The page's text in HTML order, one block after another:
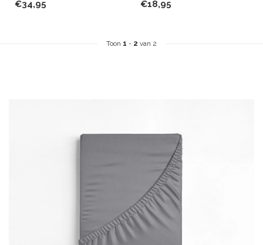
€34,95 €18,95
Toon 1 - 2 van 2